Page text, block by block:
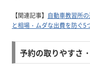
【関連記事】
自動車教習所
と相場・ムダな出費を防ぐ5
予約の取りやすさ